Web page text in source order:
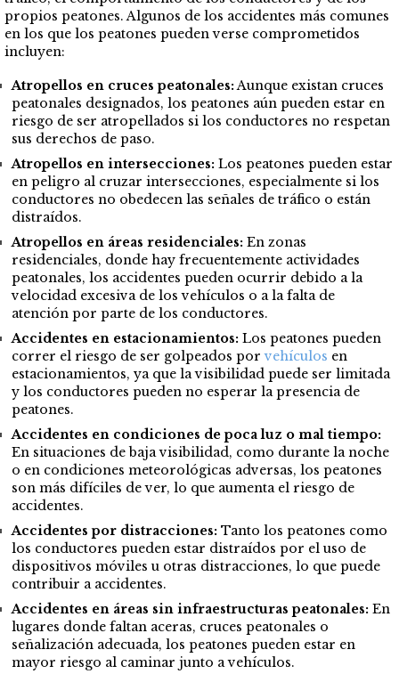
propios peatones. Algunos de los accidentes más comunes
en los que los peatones pueden verse comprometidos
incluyen:
Atropellos en cruces peatonales: Aunque existan cruces
peatonales designados, los peatones aún pueden estar en
riesgo de ser atropellados si los conductores no respetan
sus derechos de paso.
Atropellos en intersecciones: Los peatones pueden estar
en peligro al cruzar intersecciones, especialmente si los
conductores no obedecen las señales de tráfico o están
distraídos.
Atropellos en áreas residenciales: En zonas
residenciales, donde hay frecuentemente actividades
peatonales, los accidentes pueden ocurrir debido a la
velocidad excesiva de los vehículos o a la falta de
atención por parte de los conductores.
Accidentes en estacionamientos: Los peatones pueden
correr el riesgo de ser golpeados porvehículos en
estacionamientos, ya que la visibilidad puede ser limitada
y los conductores pueden no esperar la presencia de
peatones.
Accidentes en condiciones de poca luz o mal tiempo:
En situaciones de baja visibilidad, como durante la noche
o en condiciones meteorológicas adversas, los peatones
son más difíciles de ver, lo que aumenta el riesgo de
accidentes.
Accidentes por distracciones: Tanto los peatones como
los conductores pueden estar distraídos por el uso de
dispositivos móviles u otras distracciones, lo que puede
contribuir a accidentes.
Accidentes en áreas sin infraestructuras peatonales: En
lugares donde faltan aceras, cruces peatonales o
señalización adecuada, los peatones pueden estar en
mayor riesgo al caminar junto a vehículos.